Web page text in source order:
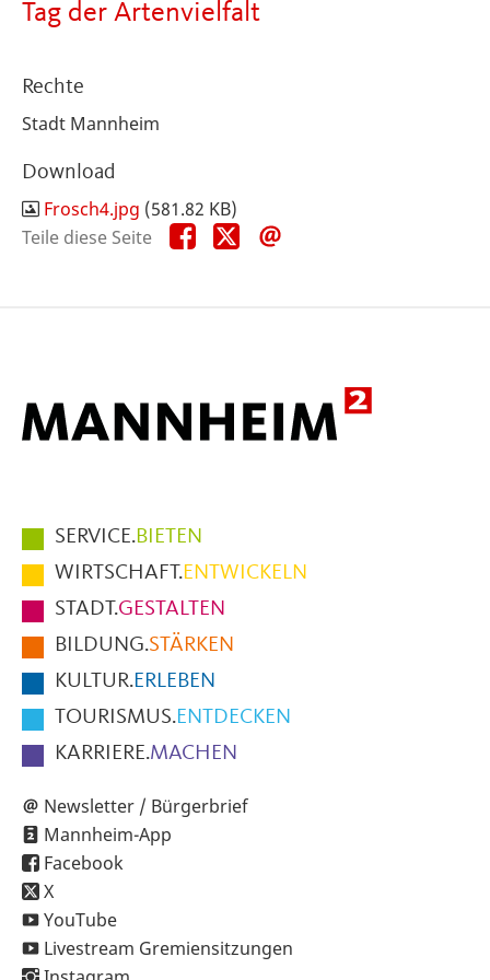
Tag der Artenvielfalt
Rechte
Stadt Mannheim
Download
Frosch4.jpg (581.82 KB)
Teile diese Seite
Teile
diese
Teile
diese
Hauptmenüpunkte
im
Fußbereich
der
Seite
SERVICE.BIETEN
WIRTSCHAFT.ENTWICKELN
STADT.GESTALTEN
BILDUNG.STÄRKEN
KULTUR.ERLEBEN
TOURISMUS.ENTDECKEN
KARRIERE.MACHEN
Newsletter / Bürgerbrief
Mannheim-App
Facebook
X
YouTube
Livestream Gremiensitzungen